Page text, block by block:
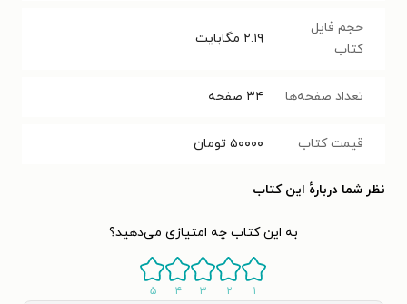
حجم فایل
کتاب
۲.۱۹ مگابایت
تعداد صفحه‌ها ۳۴ صفحه
قیمت کتاب ۵۰۰۰۰ تومان
نظر شما دربارهٔ این کتاب
به این کتاب چه امتیازی می‌دهید؟
۱ ۲ ۳ ۴ ۵